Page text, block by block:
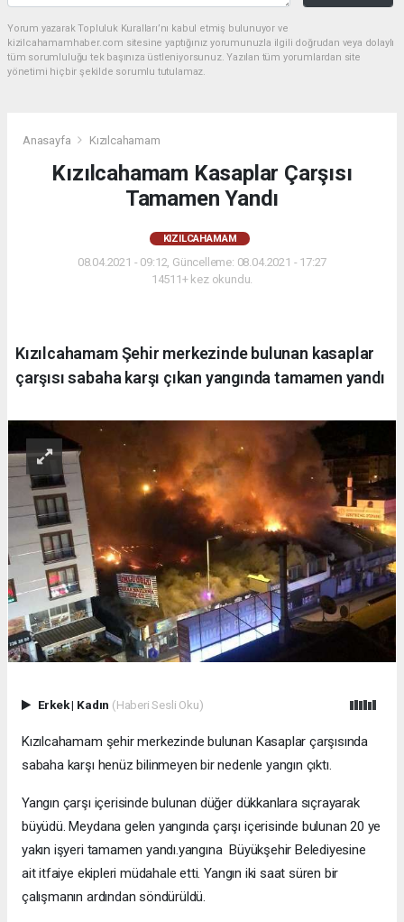
Yorum yazarak Topluluk Kuralları’nı kabul etmiş bulunuyor ve
kizilcahamamhaber.com sitesine yaptığınız yorumunuzla ilgili doğrudan veya dolaylı
tüm sorumluluğu tek başınıza üstleniyorsunuz. Yazılan tüm yorumlardan site
yönetimi hiçbir şekilde sorumlu tutulamaz.
Anasayfa Kızılcahamam
Kızılcahamam Kasaplar Çarşısı
Tamamen Yandı
KIZILCAHAMAM
08.04.2021 - 09:12, Güncelleme: 08.04.2021 - 17:27
14511+ kez okundu.
Kızılcahamam Şehir merkezinde bulunan kasaplar
çarşısı sabaha karşı çıkan yangında tamamen yandı
Erkek| Kadın (Haberi Sesli Oku)
Kızılcahamam şehir merkezinde bulunan Kasaplar çarşısında
sabaha karşı henüz bilinmeyen bir nedenle yangın çıktı.
Yangın çarşı içerisinde bulunan düğer dükkanlara sıçrayarak
büyüdü. Meydana gelen yangında çarşı içerisinde bulunan 20 ye
yakın işyeri tamamen yandı.yangına Büyükşehir Belediyesine
ait itfaiye ekipleri müdahale etti. Yangın iki saat süren bir
çalışmanın ardından söndürüldü.